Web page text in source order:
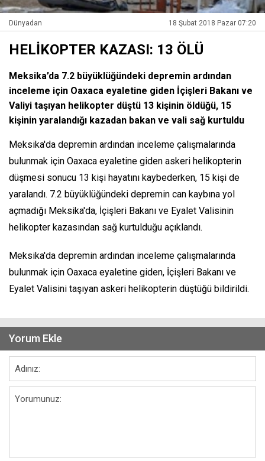
Dünyadan 18 Şubat 2018 Pazar 07:20
HELİKOPTER KAZASI: 13 ÖLÜ
Meksika’da 7.2 büyüklüğündeki depremin ardından
inceleme için Oaxaca eyaletine giden İçişleri Bakanı ve
Valiyi taşıyan helikopter düştü 13 kişinin öldüğü, 15
kişinin yaralandığı kazadan bakan ve vali sağ kurtuldu
Meksika'da depremin ardından inceleme çalışmalarında
bulunmak için Oaxaca eyaletine giden askeri helikopterin
düşmesi sonucu 13 kişi hayatını kaybederken, 15 kişi de
yaralandı. 7.2 büyüklüğündeki depremin can kaybına yol
açmadığı Meksika'da, İçişleri Bakanı ve Eyalet Valisinin
helikopter kazasından sağ kurtulduğu açıklandı.
Meksika'da depremin ardından inceleme çalışmalarında
bulunmak için Oaxaca eyaletine giden, İçişleri Bakanı ve
Eyalet Valisini taşıyan askeri helikopterin düştüğü bildirildi.
Yorum Ekle